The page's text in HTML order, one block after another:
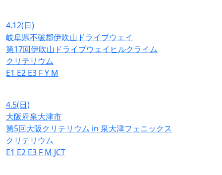
4.12(日)
岐阜県不破郡伊吹山ドライブウェイ
第17回伊吹山ドライブウェイヒルクライム
クリテリウム
E1 E2 E3 FY M
4.5(日)
大阪府泉大津市
第5回大阪クリテリウム in 泉大津フェニックス
クリテリウム
E1 E2 E3 F M JCT